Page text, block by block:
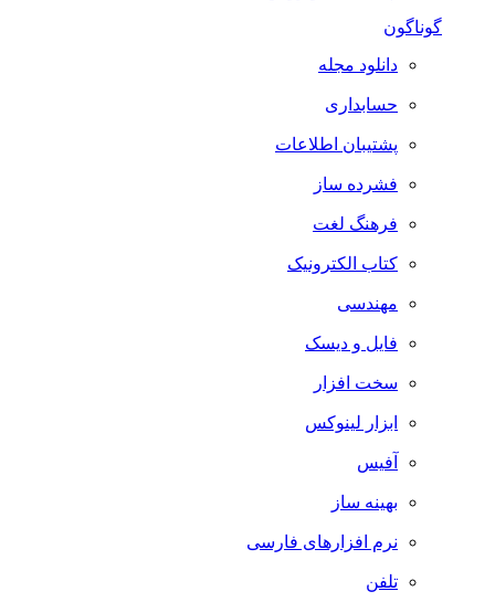
گوناگون
دانلود مجله
حسابداری
پشتیبان اطلاعات
فشرده ساز
فرهنگ لغت
کتاب الکترونیک
مهندسی
فایل و دیسک
سخت افزار
ابزار لینوکس
آفیس
بهینه ساز
نرم افزارهای فارسی
تلفن